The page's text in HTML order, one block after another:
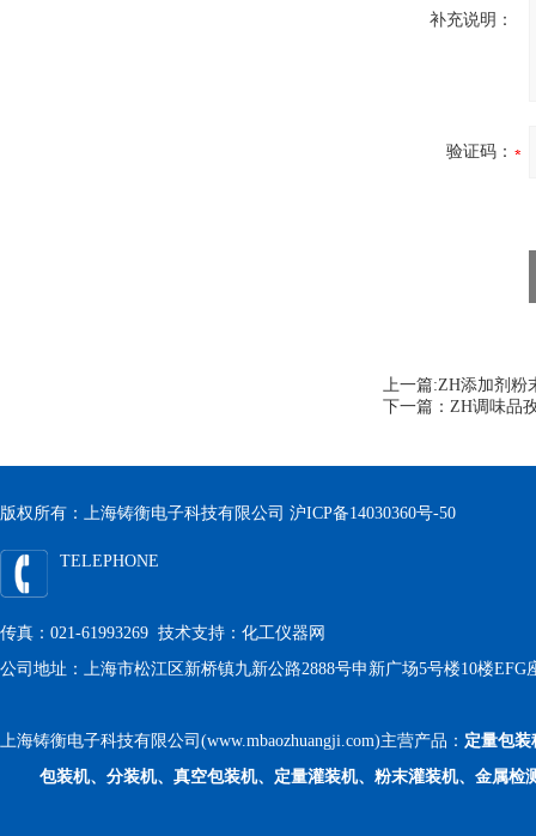
补充说明：
验证码：
上一篇:ZH添加剂粉
下一篇： ZH调味品
版权所有：上海铸衡电子科技有限公司 沪ICP备14030360号-50
TELEPHONE
传真：021-61993269 技术支持： 化工仪器网
公司地址：上海市松江区新桥镇九新公路2888号申新广场5号楼10楼EFG
上海铸衡电子科技有限公司(www.mbaozhuangji.com)主营产品： 定量包装
包装机、分装机、真空包装机、定量灌装机、粉末灌装机、金属检